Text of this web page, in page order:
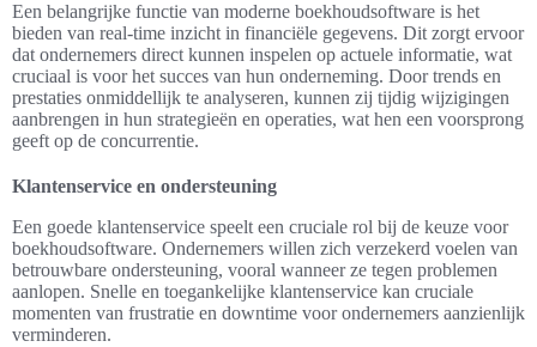
Een belangrijke functie van moderne boekhoudsoftware is het
bieden van real-time inzicht in financiële gegevens. Dit zorgt ervoor
dat ondernemers direct kunnen inspelen op actuele informatie, wat
cruciaal is voor het succes van hun onderneming. Door trends en
prestaties onmiddellijk te analyseren, kunnen zij tijdig wijzigingen
aanbrengen in hun strategieën en operaties, wat hen een voorsprong
geeft op de concurrentie.
Klantenservice en ondersteuning
Een goede klantenservice speelt een cruciale rol bij de keuze voor
boekhoudsoftware. Ondernemers willen zich verzekerd voelen van
betrouwbare ondersteuning, vooral wanneer ze tegen problemen
aanlopen. Snelle en toegankelijke klantenservice kan cruciale
momenten van frustratie en downtime voor ondernemers aanzienlijk
verminderen.